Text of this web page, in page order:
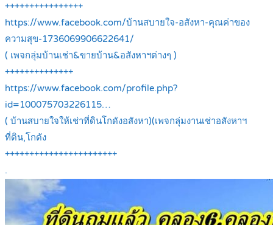
++++++++++++++++
https://www.facebook.com/บ้านสบายใจ-อสังหา-คุณค่าของ
ความสุข-1736069906622641/
( เพจกลุ่มบ้านเช่า&ขายบ้าน&อสังหาฯต่างๆ )
++++++++++++++
https://www.facebook.com/profile.php?
id=100075703226115…
( บ้านสบายใจให้เช่าที่ดินโกดังอสังหา)(เพจกลุ่มงานเช่าอสังหาฯ
ที่ดิน,โกดัง
+++++++++++++++++++++++
.